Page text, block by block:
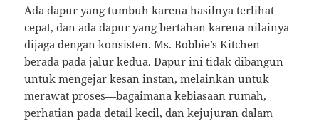
Ada dapur yang tumbuh karena hasilnya terlihat
cepat, dan ada dapur yang bertahan karena nilainya
dijaga dengan konsisten. Ms. Bobbie’s Kitchen
berada pada jalur kedua. Dapur ini tidak dibangun
untuk mengejar kesan instan, melainkan untuk
merawat proses—bagaimana kebiasaan rumah,
perhatian pada detail kecil, dan kejujuran dalam